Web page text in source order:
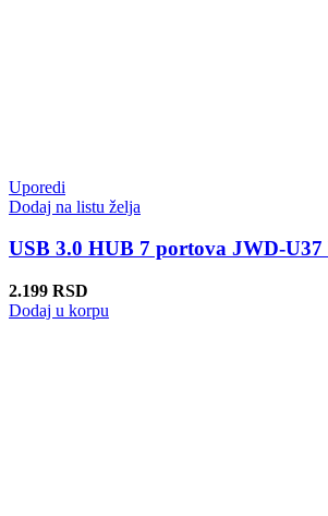
Uporedi
Dodaj na listu želja
USB 3.0 HUB 7 portova JWD-U37
2.199 RSD
Dodaj u korpu